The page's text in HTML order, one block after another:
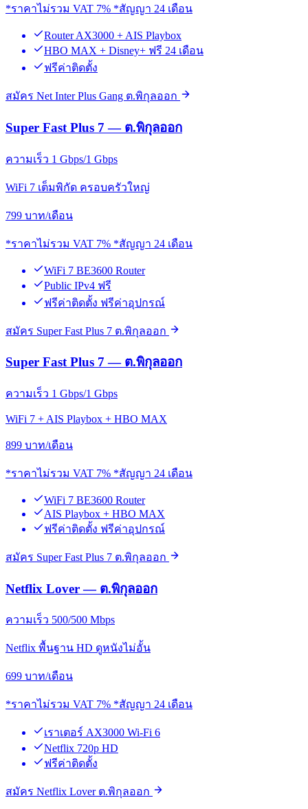
*ราคาไม่รวม VAT 7% *สัญญา 24 เดือน
Router AX3000 + AIS Playbox
HBO MAX + Disney+ ฟรี 24 เดือน
ฟรีค่าติดตั้ง
สมัคร Net Inter Plus Gang ต.พิกุลออก
Super Fast Plus 7 — ต.พิกุลออก
ความเร็ว 1 Gbps/1 Gbps
WiFi 7 เต็มพิกัด ครอบครัวใหญ่
799 บาท/เดือน
*ราคาไม่รวม VAT 7% *สัญญา 24 เดือน
WiFi 7 BE3600 Router
Public IPv4 ฟรี
ฟรีค่าติดตั้ง ฟรีค่าอุปกรณ์
สมัคร Super Fast Plus 7 ต.พิกุลออก
Super Fast Plus 7 — ต.พิกุลออก
ความเร็ว 1 Gbps/1 Gbps
WiFi 7 + AIS Playbox + HBO MAX
899 บาท/เดือน
*ราคาไม่รวม VAT 7% *สัญญา 24 เดือน
WiFi 7 BE3600 Router
AIS Playbox + HBO MAX
ฟรีค่าติดตั้ง ฟรีค่าอุปกรณ์
สมัคร Super Fast Plus 7 ต.พิกุลออก
Netflix Lover — ต.พิกุลออก
ความเร็ว 500/500 Mbps
Netflix พื้นฐาน HD ดูหนังไม่อั้น
699 บาท/เดือน
*ราคาไม่รวม VAT 7% *สัญญา 24 เดือน
เราเตอร์ AX3000 Wi-Fi 6
Netflix 720p HD
ฟรีค่าติดตั้ง
สมัคร Netflix Lover ต.พิกุลออก